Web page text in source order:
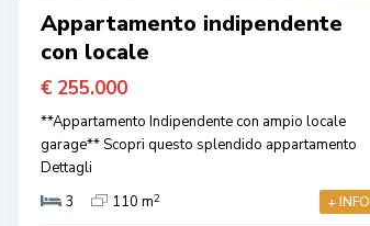
Appartamento indipendente
con locale
€ 255.000
**Appartamento Indipendente con ampio locale
garage** Scopri questo splendido appartamento
Dettagli
3
110 m2 + INFO